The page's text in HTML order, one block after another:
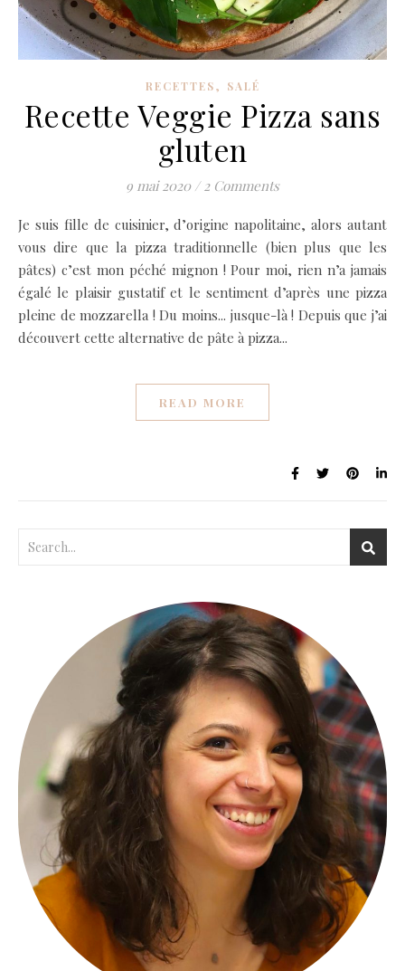
RECETTES, SALÉ
Recette Veggie Pizza sans
gluten
9 mai 2020 / 2 Comments
Je suis fille de cuisinier, d’origine napolitaine, alors autant
vous dire que la pizza traditionnelle (bien plus que les
pâtes) c’est mon péché mignon ! Pour moi, rien n’a jamais
égalé le plaisir gustatif et le sentiment d’après une pizza
pleine de mozzarella ! Du moins... jusque-là ! Depuis que j’ai
découvert cette alternative de pâte à pizza...
READ MORE